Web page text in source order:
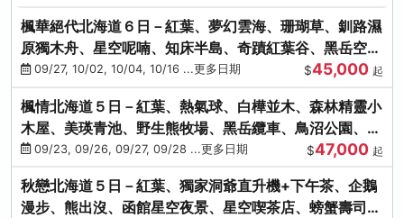
楓華絕代北海道６日－紅葉、夢幻雲海、珊瑚草、釧路濕
原獨木舟、星空呢喃、知床半島、奇蹟紅葉谷、黑岳空中
纜車、旭山動物園
09/27, 10/02, 10/04, 10/16 ...更多日期 $45,000 起
楓情北海道５日－紅葉、熱氣球、白樺並木、森林精靈小
木屋、美瑛青池、野生熊牧場、黑岳纜車、鳥沼公園、紅
葉奇蹟谷、螃蟹吃到飽
09/23, 09/26, 09/27, 09/28 ...更多日期 $47,000 起
秋戀北海道５日－紅葉、獨家洞爺直升機+下午茶、企鵝
漫步、熊出沒、函館星空夜景、星空喫茶店、螃蟹壽司、